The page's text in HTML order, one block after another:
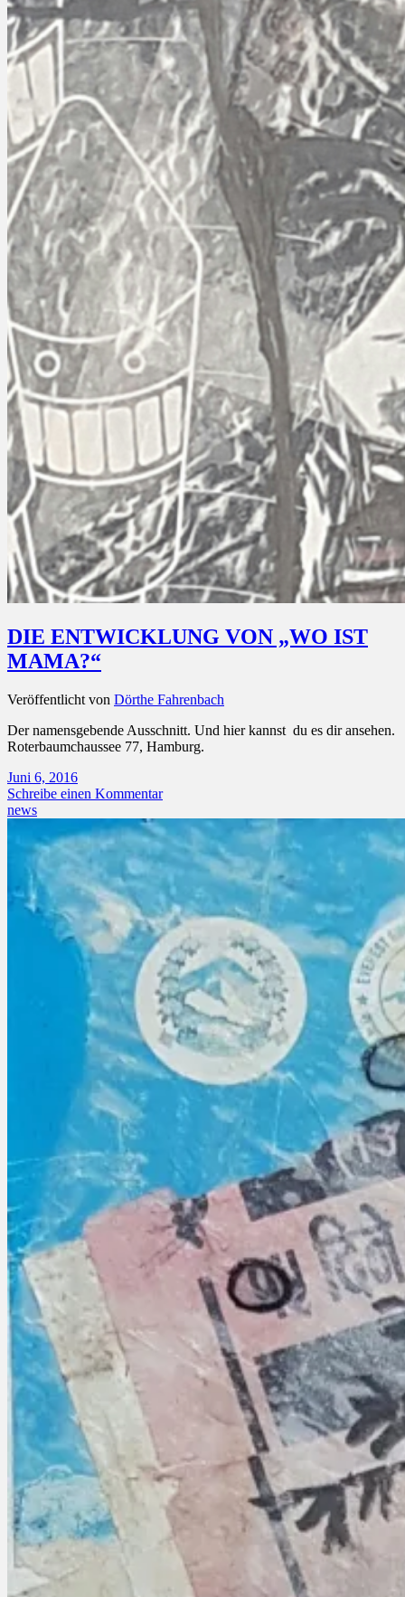
DIE ENTWICKLUNG VON „WO IST
MAMA?“
Veröffentlicht von Dörthe Fahrenbach
Der namensgebende Ausschnitt. Und hier kannst du es dir ansehen.
Roterbaumchaussee 77, Hamburg.
Juni 6, 2016
Schreibe einen Kommentar
news